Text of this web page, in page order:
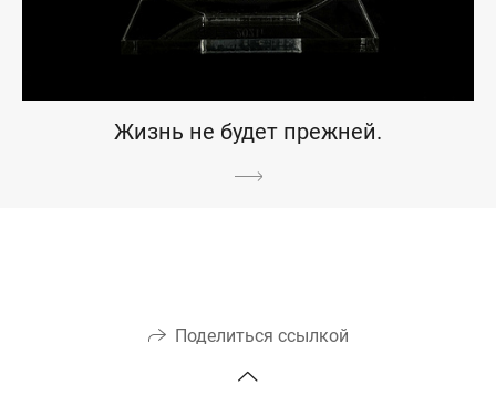
Жизнь не будет прежней.
Поделиться ссылкой